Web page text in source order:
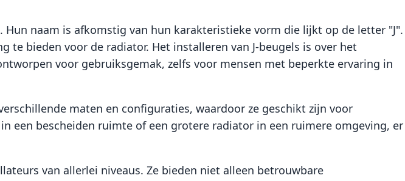
naam is afkomstig van hun karakteristieke vorm die lijkt op de letter "J".
te bieden voor de radiator. Het installeren van J-beugels is over het
voor gebruiksgemak, zelfs voor mensen met beperkte ervaring in
maten en configuraties, waardoor ze geschikt zijn voor
een bescheiden ruimte of een grotere radiator in een ruimere omgeving, er
van allerlei niveaus. Ze bieden niet alleen betrouwbare